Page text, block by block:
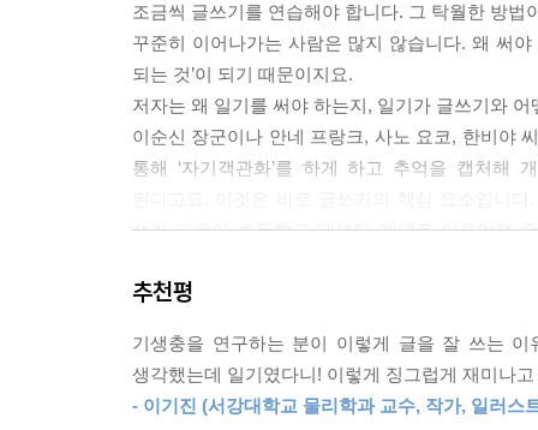
조금씩 글쓰기를 연습해야 합니다. 그 탁월한 방
꾸준히 이어나가는 사람은 많지 않습니다. 왜 써야
되는 것’이 되기 때문이지요.
저자는 왜 일기를 써야 하는지, 일기가 글쓰기와
이순신 장군이나 안네 프랑크, 사노 요코, 한비야
통해 ‘자기객관화’를 하게 하고 추억을 캡처해
쓰기 교육이 초등학교 때부터 제대로 이루어져
채용하자고는 제안도 합니다. 학생 입장에서는 비
바쁜 현대인을 위한 확실하고도 쉬운 글쓰기
Part 2에서는 하루 30분 일기를 쓰기 위한 비
추천평
기생충을 연구하는 분이 이렇게 글을 잘 쓰는
생각했는데 일기였다니! 이렇게 징그럽게 재미나
- 이기진 (서강대학교 물리학과 교수, 작가, 일러스